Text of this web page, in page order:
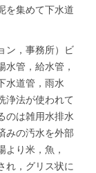
を集めて下水道
ン，事務所）ビ
水管，給水管，
水道管，雨水
浄法が使われて
のは雑用水排水
みの汚水を外部
より米，魚，
れ，グリス状に